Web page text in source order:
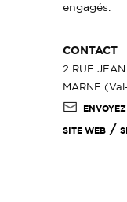
engagés.
CONTACT
2 RUE
MARNE
SITE WEB /